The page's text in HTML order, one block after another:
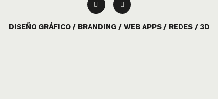
DISEÑO GRÁFICO / BRANDING / WEB APPS / REDES / 3D